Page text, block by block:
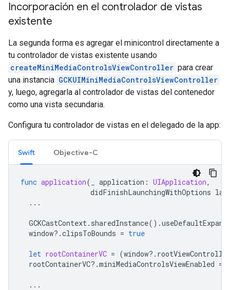
Incorporación en el controlador de vistas
existente
La segunda forma es agregar el minicontrol directamente a
tu controlador de vistas existente usando
createMiniMediaControlsViewController para crear
una instancia GCKUIMiniMediaControlsViewController
y, luego, agregarla al controlador de vistas del contenedor
como una vista secundaria.
Configura tu controlador de vistas en el delegado de la app:
Swift Objective-C
func application( application : UIApplication,
didFinishLaunchingWithOptions
...
GCKCastContext. sharedInstance().
window?.clipsToBounds = true
let rootContainerVC = (window?.
rootContainerVC?.miniMediaControlsViewEnabled =
...